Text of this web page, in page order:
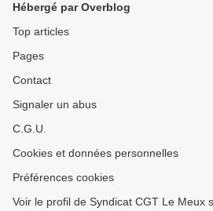
pauvres n’en ont que 1%
Hébergé par Overblog
Top articles
Pages
Contact
Signaler un abus
C.G.U.
Cookies et données personnelles
Préférences cookies
Voir le profil de Syndicat CGT Le Meux